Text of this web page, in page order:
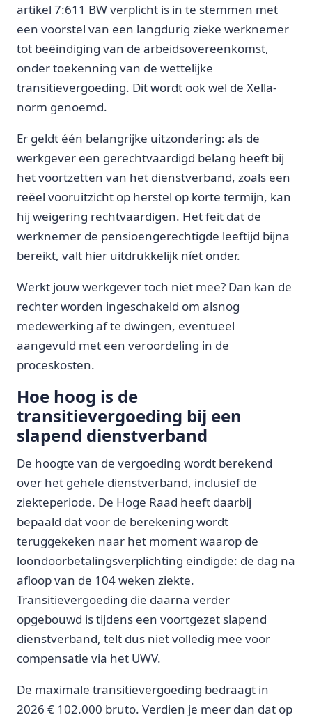
artikel 7:611 BW verplicht is in te stemmen met
een voorstel van een langdurig zieke werknemer
tot beëindiging van de arbeidsovereenkomst,
onder toekenning van de wettelijke
transitievergoeding. Dit wordt ook wel de Xella-
norm genoemd.
Er geldt één belangrijke uitzondering: als de
werkgever een gerechtvaardigd belang heeft bij
het voortzetten van het dienstverband, zoals een
reëel vooruitzicht op herstel op korte termijn, kan
hij weigering rechtvaardigen. Het feit dat de
werknemer de pensioengerechtigde leeftijd bijna
bereikt, valt hier uitdrukkelijk níet onder.
Werkt jouw werkgever toch niet mee? Dan kan de
rechter worden ingeschakeld om alsnog
medewerking af te dwingen, eventueel
aangevuld met een veroordeling in de
proceskosten.
Hoe hoog is de
transitievergoeding bij een
slapend dienstverband
De hoogte van de vergoeding wordt berekend
over het gehele dienstverband, inclusief de
ziekteperiode. De Hoge Raad heeft daarbij
bepaald dat voor de berekening wordt
teruggekeken naar het moment waarop de
loondoorbetalingsverplichting eindigde: de dag na
afloop van de 104 weken ziekte.
Transitievergoeding die daarna verder
opgebouwd is tijdens een voortgezet slapend
dienstverband, telt dus niet volledig mee voor
compensatie via het UWV.
De maximale transitievergoeding bedraagt in
2026 € 102.000 bruto. Verdien je meer dan dat op